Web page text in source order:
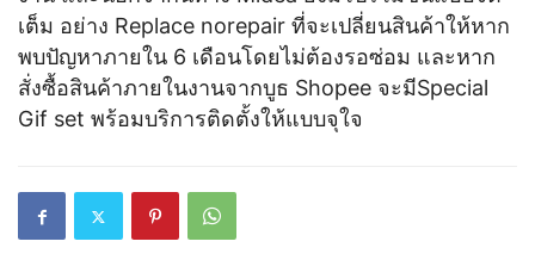
เต็ม อย่าง Replace norepair ที่จะเปลี่ยนสินค้าให้หาก
พบปัญหาภายใน 6 เดือนโดยไม่ต้องรอซ่อม และหาก
สั่งซื้อสินค้าภายในงานจากบูธ Shopee จะมีSpecial
Gif set พร้อมบริการติดตั้งให้แบบจุใจ